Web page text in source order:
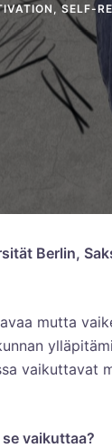
,SELF-
Berlin,
mutta
vaikuttavat
vaikuttaa?